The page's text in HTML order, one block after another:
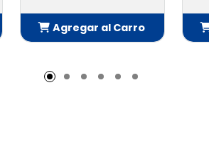
Agregar al Carro